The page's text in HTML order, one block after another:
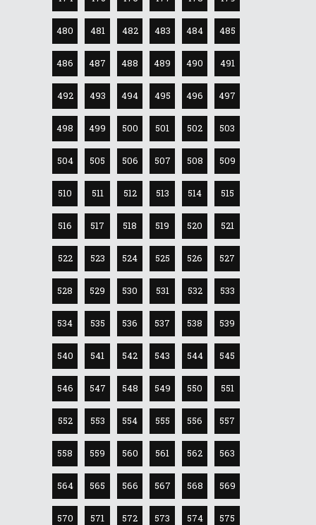
480 481 482 483 484 485
486 487 488 489 490 491
492 493 494 495 496 497
498 499 500 501 502 503
504 505 506 507 508 509
510 511 512 513 514 515
516 517 518 519 520 521
522 523 524 525 526 527
528 529 530 531 532 533
534 535 536 537 538 539
540 541 542 543 544 545
546 547 548 549 550 551
552 553 554 555 556 557
558 559 560 561 562 563
564 565 566 567 568 569
570 571 572 573 574 575